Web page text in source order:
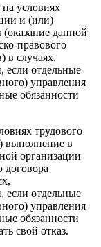
условиях
и (или)
данной
правового
в случаях,
если отдельные
управления
обязанности
трудового
выполнение в
организации
договора
если отдельные
управления
обязанности
свой отказ.